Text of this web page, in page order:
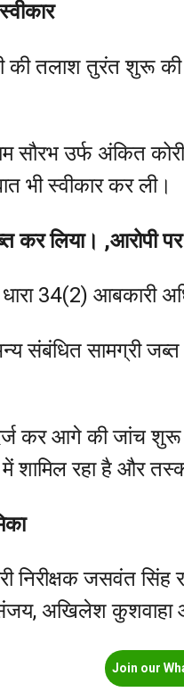
की तलाश तुरंत शुरू
उर्फ अंकित
भी स्वीकार कर ली।
कर लिया। ,आरोपी
34(2) आबकारी
संबंधित सामग्री
कर आगे की जांच
शामिल रहा है और
निरीक्षक जसवंत
अखिलेश कुशवाहा
Join our